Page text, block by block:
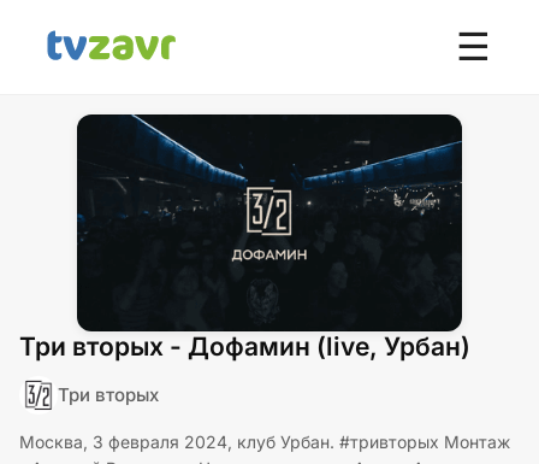
☰
Три вторых - Дофамин (live, Урбан)
Три вторых
Москва, 3 февраля 2024, клуб Урбан. #тривторых Монтаж